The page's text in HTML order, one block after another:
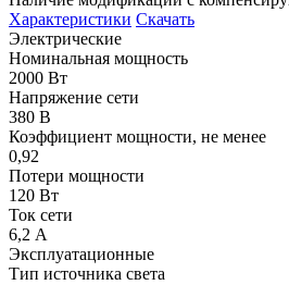
Характеристики Скачать
Электрические
Номинальная мощность
2000 Вт
Напряжение сети
380 В
Коэффициент мощности, не менее
0,92
Потери мощности
120 Вт
Ток сети
6,2 А
Эксплуатационные
Тип источника света